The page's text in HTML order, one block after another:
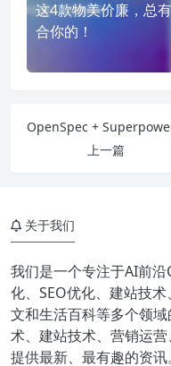
2000多元买什么手机
这4款物美价廉，总有
关于我们
我们是一个专注于AI前
化、SEO优化、建站技
文和生活百科等多个领
术、建站技术、营销运营